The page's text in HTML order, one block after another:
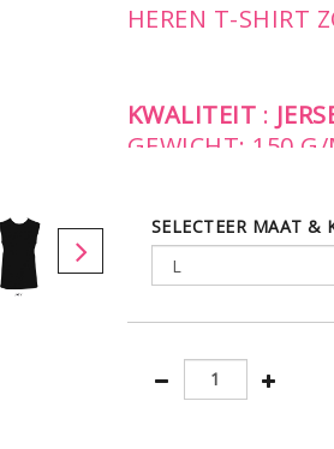
HEREN T-SHIRT
KWALITEIT :
GEWICHT: 150 G/
RONDGEBREID
LEVERBAAR IN
Om terug te gaan
SELECTEER MAAT &